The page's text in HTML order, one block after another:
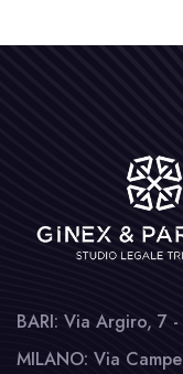
BARI: Via Argiro, 7
MILANO: Via